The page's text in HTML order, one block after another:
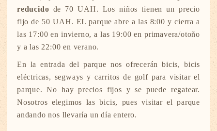
reducido de 70 UAH. Los niños tienen un precio
fijo de 50 UAH. EL parque abre a las 8:00 y cierra a
las 17:00 en invierno, a las 19:00 en primavera/otoño
y a las 22:00 en verano.
En la entrada del parque nos ofrecerán bicis, bicis
eléctricas, segways y carritos de golf para visitar el
parque. No hay precios fijos y se puede regatear.
Nosotros elegimos las bicis, pues visitar el parque
andando nos llevaría un día entero.